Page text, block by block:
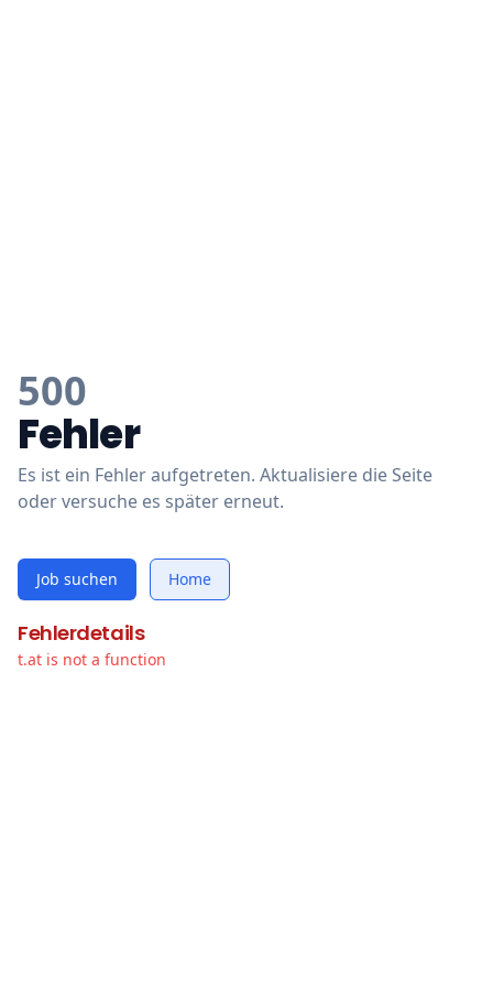
500
Fehler
Es ist ein Fehler aufgetreten. Aktualisiere die Seite
oder versuche es später erneut.
Job suchen Home
Fehlerdetails
t.at is not a function